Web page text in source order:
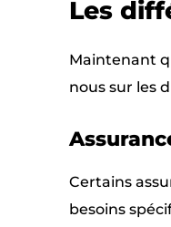
Les
Maintenant
nous sur les
Certains
besoins